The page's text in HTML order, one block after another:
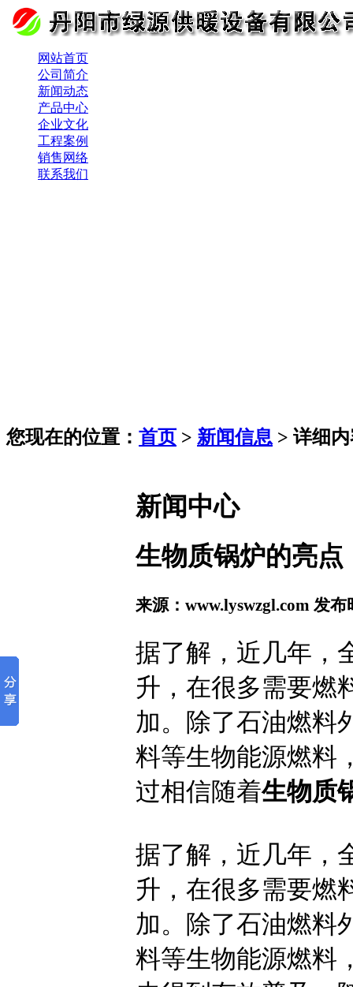
网站首页
公司简介
新闻动态
产品中心
企业文化
工程案例
销售网络
联系我们
您现在的位置： 首页 > 新闻信息 > 详细
新闻中心
生物质锅炉的亮点
来源：www.lyswzgl.com 发布
据了解，近几年，
升，在很多需要燃
加。除了石油燃料
料等生物能源燃料
过相信随着生物质
据了解，近几年，
升，在很多需要燃
加。除了石油燃料
料等生物能源燃料